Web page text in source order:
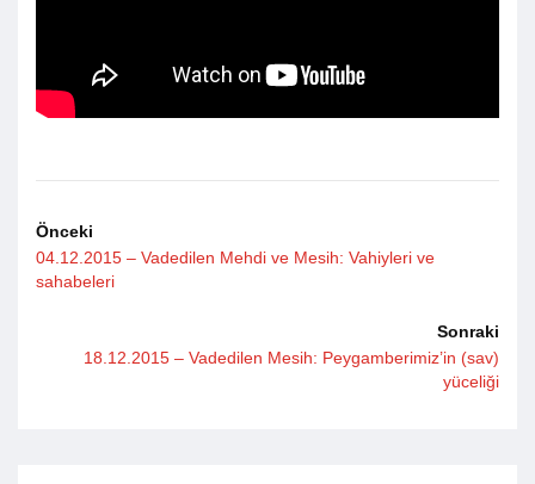
Önceki
04.12.2015 – Vadedilen Mehdi ve Mesih: Vahiyleri ve
sahabeleri
Sonraki
18.12.2015 – Vadedilen Mesih: Peygamberimiz’in (sav)
yüceliği